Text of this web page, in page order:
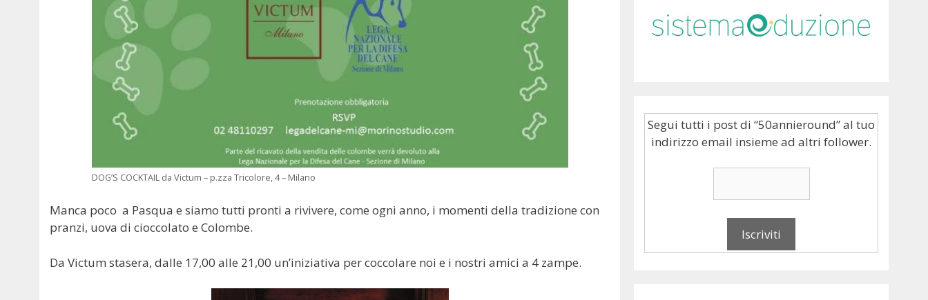
DOG’S COCKTAIL da Victum – p.zza Tricolore, 4 – Milano
Manca poco a Pasqua e siamo tutti pronti a rivivere, come ogni anno, i momenti della tradizione con
pranzi, uova di cioccolato e Colombe.
Da Victum stasera, dalle 17,00 alle 21,00 un’iniziativa per coccolare noi e i nostri amici a 4 zampe.
Segui tutti i post di “50annieround” al tuo
indirizzo email insieme ad altri follower.